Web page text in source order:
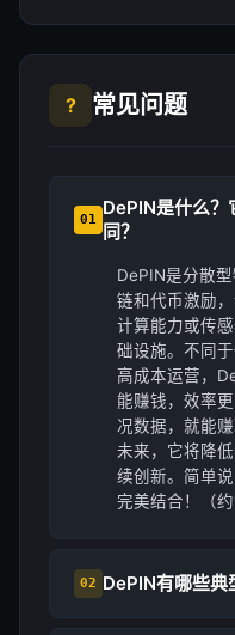
? 常见问题
01
DePIN是什么？
同？
DePIN是分散
链和代币激励
计算能力或传
础设施。不同
高成本运营，
能赚钱，效率
况数据，就能
未来，它将降
续创新。简单
完美结合！（约
02 DePIN有哪些典